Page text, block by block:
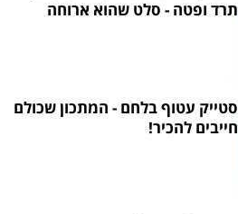
תרד ופטה - סלט שהוא ארוחה
סטייק עטוף בלחם - המתכון שכולם
חייבים להכיר!